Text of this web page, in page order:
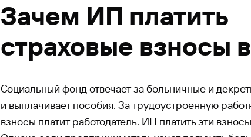
Зачем ИП платить
страховые взносы
Социальный фонд отвечает за больничные и
и выплачивает пособия. За трудоустроенную
взносы платит работодатель. ИП платить эти